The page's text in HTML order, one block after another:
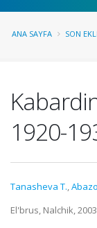
ANA SAYFA SON
1920-
Tanasheva T.,
El'brus, Nalchik, 2003